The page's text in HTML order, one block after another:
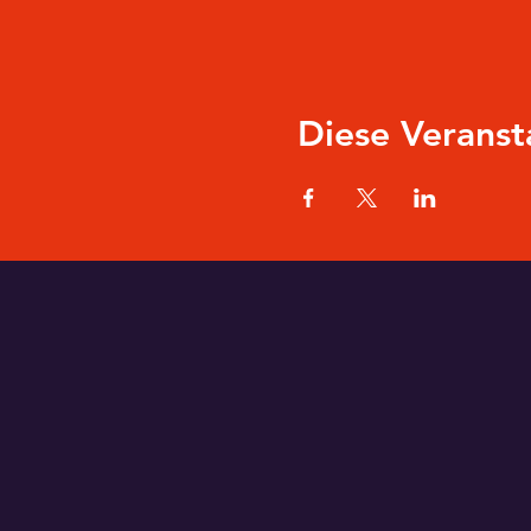
Diese